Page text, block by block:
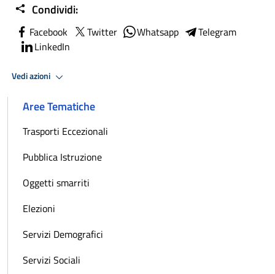
Condividi:
Facebook Twitter Whatsapp
Telegram
LinkedIn
Vedi azioni
Aree Tematiche
Trasporti Eccezionali
Pubblica Istruzione
Oggetti smarriti
Elezioni
Servizi Demografici
Servizi Sociali